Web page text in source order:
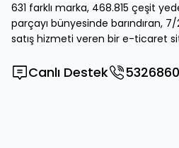
631 farklı marka, 468.815 çeşit
parçayı bünyesinde barındıran,
satış hizmeti veren bir e-ticaret
Canlı Destek